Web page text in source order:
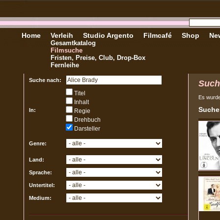
Home Verleih
Gesamtkatalog
Filmsuche
Fristen, Preise, Club, Drop-Box
Fernleihe
Studio Argento Filmcafé Shop
Suche nach:
In:
Titel
Inhalt
Regie
Drehbuch
Darsteller
Genre:
Land:
Sprache:
Untertitel:
Medium:
Es